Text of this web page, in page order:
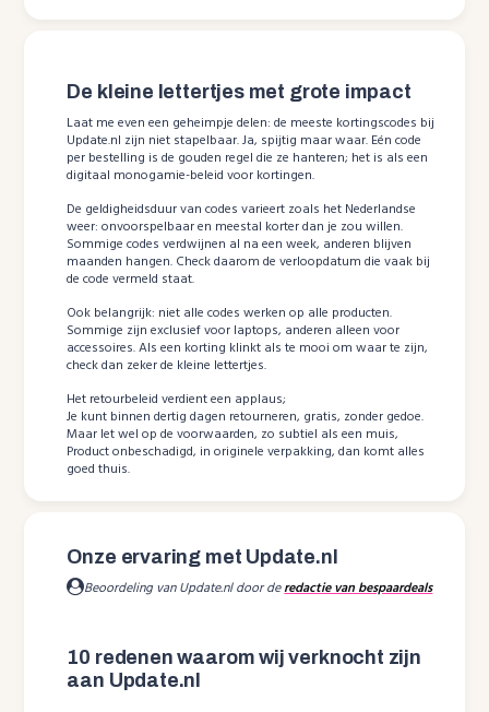
De kleine lettertjes met grote impact
Laat me even een geheimpje delen: de meeste kortingscodes bij
Update.nl zijn niet stapelbaar. Ja, spijtig maar waar. Eén code
per bestelling is de gouden regel die ze hanteren; het is als een
digitaal monogamie-beleid voor kortingen.
De geldigheidsduur van codes varieert zoals het Nederlandse
weer: onvoorspelbaar en meestal korter dan je zou willen.
Sommige codes verdwijnen al na een week, anderen blijven
maanden hangen. Check daarom de verloopdatum die vaak bij
de code vermeld staat.
Ook belangrijk: niet alle codes werken op alle producten.
Sommige zijn exclusief voor laptops, anderen alleen voor
accessoires. Als een korting klinkt als te mooi om waar te zijn,
check dan zeker de kleine lettertjes.
Het retourbeleid verdient een applaus;
Je kunt binnen dertig dagen retourneren, gratis, zonder gedoe.
Maar let wel op de voorwaarden, zo subtiel als een muis,
Product onbeschadigd, in originele verpakking, dan komt alles
goed thuis.
Onze ervaring met Update.nl
Beoordeling van Update.nl door deredactie van bespaardeals
10 redenen waarom wij verknocht zijn
aan Update.nl